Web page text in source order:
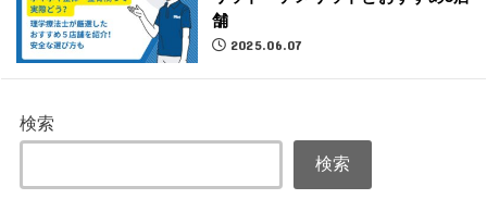
舗
2025.06.07
検索
検索